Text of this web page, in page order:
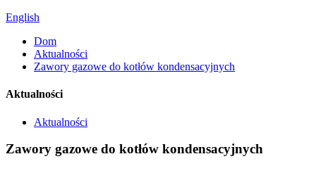
English
Dom
Aktualności
Zawory gazowe do kotłów kondensacyjnych
Aktualności
Aktualności
Zawory gazowe do kotłów kondensacyjnych